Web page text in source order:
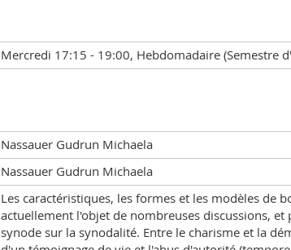
Mercredi 17:15 - 19:00, Hebdomadaire (Semestre
Nassauer Gudrun Michaela
Nassauer Gudrun Michaela
Les caractéristiques, les formes et les modèles de
actuellement l'objet de nombreuses discussions, et
synode sur la synodalité. Entre le charisme et la